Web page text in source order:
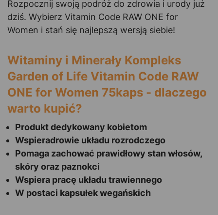
Rozpocznij swoją podróż do zdrowia i urody już
dziś. Wybierz Vitamin Code RAW ONE for
Women i stań się najlepszą wersją siebie!
Witaminy i Minerały Kompleks
Garden of Life Vitamin Code RAW
ONE for Women 75kaps - dlaczego
warto kupić?
Produkt dedykowany kobietom
Wspieradrowie układu rozrodczego
Pomaga zachować prawidłowy stan włosów,
skóry oraz paznokci
Wspiera pracę układu trawiennego
W postaci kapsułek wegańskich